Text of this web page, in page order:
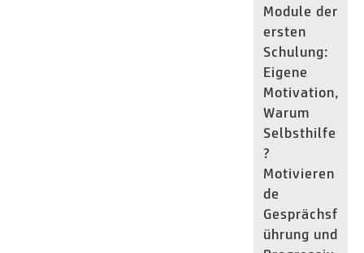
Module der
ersten
Schulung:
Eigene
Motivation,
Warum
Selbsthilfe
?
Motivieren
de
Gesprächsf
ührung und